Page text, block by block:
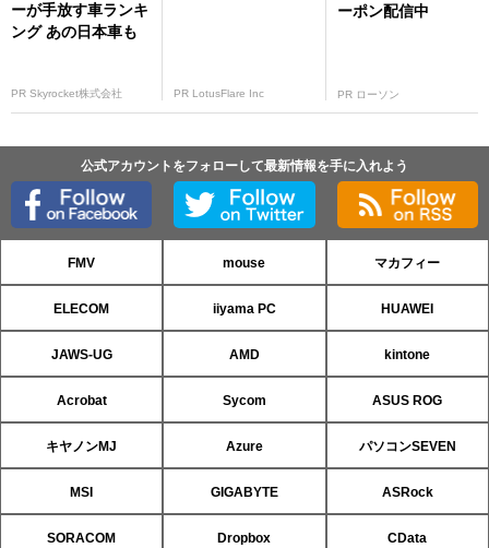
ーが手放す車ランキ
ング あの日本車も
PR Skyrocket株式会社 PR LotusFlare Inc
ーポン配信中
PR ローソン
公式アカウントをフォローして最新情報を手に入れよう
FMV mouse マカフィー
ELECOM iiyama PC HUAWEI
JAWS-UG AMD kintone
Acrobat Sycom ASUS ROG
キヤノンMJ Azure パソコンSEVEN
MSI GIGABYTE ASRock
SORACOM Dropbox CData